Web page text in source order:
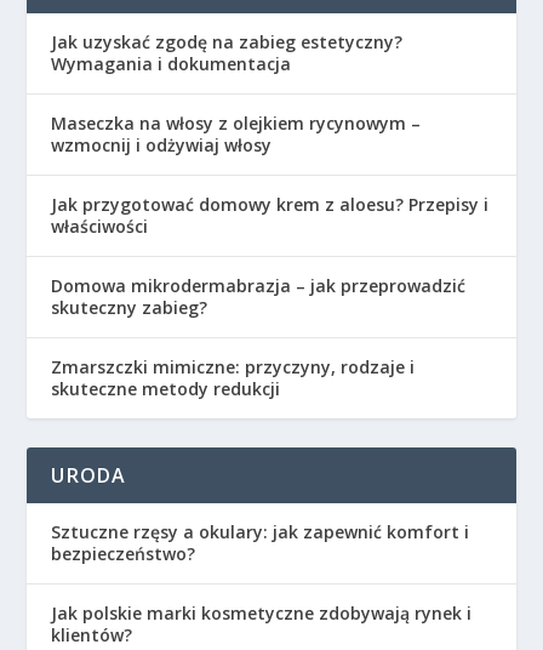
Jak uzyskać zgodę na zabieg estetyczny?
Wymagania i dokumentacja
Maseczka na włosy z olejkiem rycynowym –
wzmocnij i odżywiaj włosy
Jak przygotować domowy krem z aloesu? Przepisy i
właściwości
Domowa mikrodermabrazja – jak przeprowadzić
skuteczny zabieg?
Zmarszczki mimiczne: przyczyny, rodzaje i
skuteczne metody redukcji
URODA
Sztuczne rzęsy a okulary: jak zapewnić komfort i
bezpieczeństwo?
Jak polskie marki kosmetyczne zdobywają rynek i
klientów?